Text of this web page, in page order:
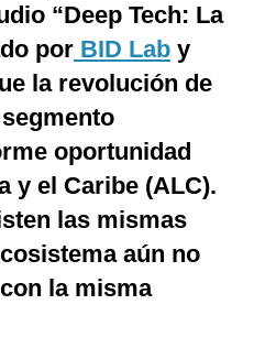
“Deep Tech: La
por BID Lab y
la revolución de
oportunidad
y el Caribe (ALC).
las mismas
aún no
la misma